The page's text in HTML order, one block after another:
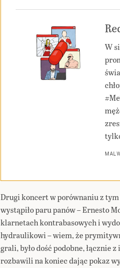
W
Drugi koncert w porównaniu z
wystąpiło paru panów – Ernesto
klarnetach kontrabasowych i
hydraulikowi – wiem, że
grali, było dość podobne, łącznie
rozbawili na koniec dając pokaz